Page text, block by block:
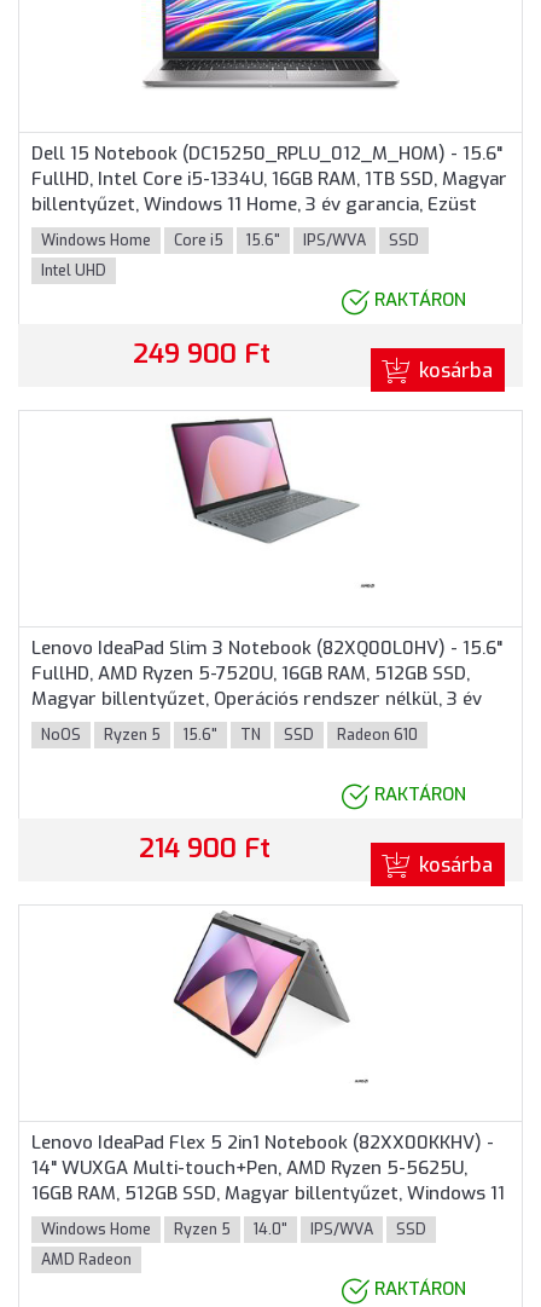
Dell 15 Notebook (DC15250_RPLU_012_M_HOM) - 15.6"
FullHD, Intel Core i5-1334U, 16GB RAM, 1TB SSD, Magyar
billentyűzet, Windows 11 Home, 3 év garancia, Ezüst
színben
Windows Home Core i5 15.6" IPS/WVA
SSD
Intel UHD
RAKTÁRON
249 900 Ft kosárba
Lenovo IdeaPad Slim 3 Notebook (82XQ00L0HV) - 15.6"
FullHD, AMD Ryzen 5-7520U, 16GB RAM, 512GB SSD,
Magyar billentyűzet, Operációs rendszer nélkül, 3 év
garancia, Szürke színben
NoOS Ryzen 5 15.6" TN SSD Radeon 610
RAKTÁRON
214 900 Ft kosárba
Lenovo IdeaPad Flex 5 2in1 Notebook (82XX00KKHV) -
14" WUXGA Multi-touch+Pen, AMD Ryzen 5-5625U,
16GB RAM, 512GB SSD, Magyar billentyűzet, Windows 11
Home, 3 év garancia, Szürke színben
Windows Home Ryzen 5 14.0" IPS/WVA
SSD
AMD Radeon
RAKTÁRON